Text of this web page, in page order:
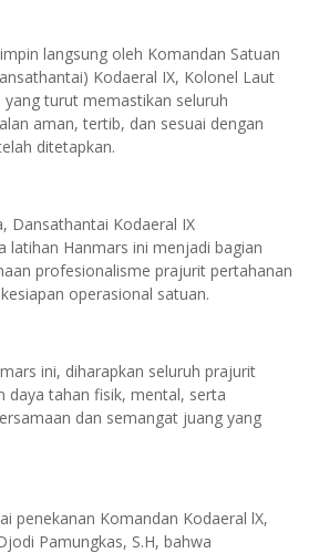
langsung oleh Komandan Satuan
Kodaeral IX, Kolonel Laut
turut memastikan seluruh
aman, tertib, dan sesuai dengan
ditetapkan.
Dansathantai Kodaeral IX
latihan Hanmars ini menjadi bagian
profesionalisme prajurit pertahanan
operasional satuan.
ini, diharapkan seluruh prajurit
daya tahan fisik, mental, serta
dan semangat juang yang
penekanan Komandan Kodaeral lX,
Pamungkas, S.H, bahwa